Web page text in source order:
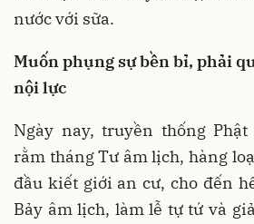
nước với sữa.
Muốn phụng sự bền bỉ, phải
nội lực
Ngày nay, truyền thống
rằm tháng Tư âm lịch, hàng
đầu kiết giới an cư, cho đến
Bảy âm lịch, làm lễ tự tứ và